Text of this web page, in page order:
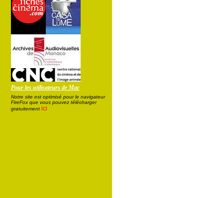
Pour les utilisateurs de Mac
Notre site est optimisé pour le navigateur
FireFox que vous pouvez télécharger
gratuitement ici